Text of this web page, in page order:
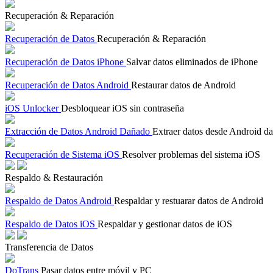
Recuperación & Reparación
Recuperación de Datos Recuperación & Reparación
Recuperación de Datos iPhone Salvar datos eliminados de iPhone
Recuperación de Datos Android Restaurar datos de Android
iOS Unlocker Desbloquear iOS sin contraseña
Extracción de Datos Android Dañado Extraer datos desde Android
Recuperación de Sistema iOS Resolver problemas del sistema iOS
Respaldo & Restauración
Respaldo de Datos Android Respaldar y restuarar datos de Android
Respaldo de Datos iOS Respaldar y gestionar datos de iOS
Transferencia de Datos
DoTrans Pasar datos entre móvil y PC